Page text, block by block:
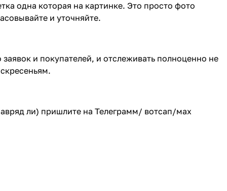
одна которая на картинке. Это просто фото
и уточняйте.
и покупателей, и отслеживать полноценно не
ли) пришлите на Телеграмм/ вотсап/мах